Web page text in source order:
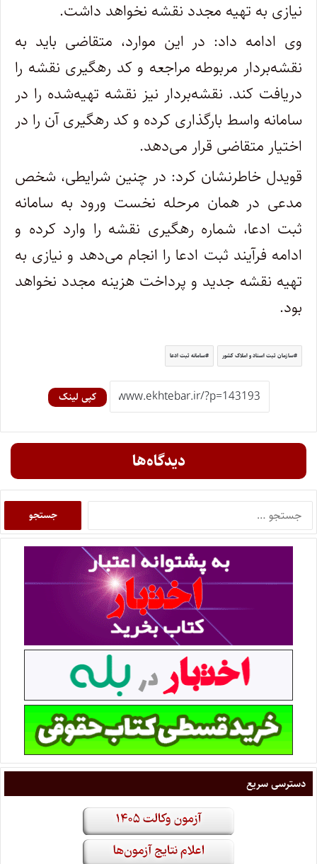
نیازی به تهیه مجدد نقشه نخواهد داشت.
وی ادامه داد: در این موارد، متقاضی باید به
نقشه‌بردار مربوطه مراجعه و کد رهگیری نقشه را
دریافت کند. نقشه‌بردار نیز نقشه تهیه‌شده را در
سامانه واسط بارگذاری کرده و کد رهگیری آن را در
اختیار متقاضی قرار می‌دهد.
قویدل خاطرنشان کرد: در چنین شرایطی، شخص
مدعی در همان مرحله نخست ورود به سامانه
ثبت ادعا، شماره رهگیری نقشه را وارد کرده و
ادامه فرآیند ثبت ادعا را انجام می‌دهد و نیازی به
تهیه نقشه جدید و پرداخت هزینه مجدد نخواهد
بود.
سازمان ثبت اسناد و املاک کشور سامانه ثبت ادعا
کپی لینک
دیدگاه‌ها
دسترسی سریع